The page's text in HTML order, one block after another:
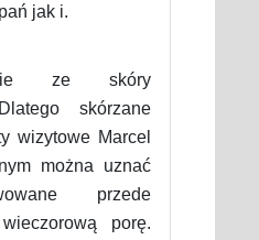
jak i.
ze skóry
skórzane
wizytowe Marcel
można uznać
przede
porę.